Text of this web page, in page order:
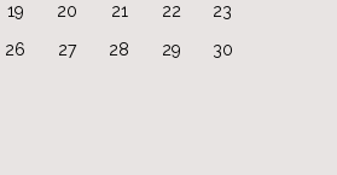
19 20 21 22
23
26 27 28 29
30